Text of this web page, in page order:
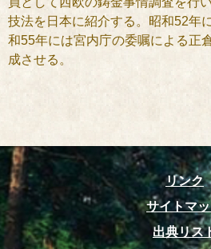
技法を日本に紹介する。昭和52年
和55年には宮内庁の委嘱による正
成させる。
リンク
サイトマ
出典リス